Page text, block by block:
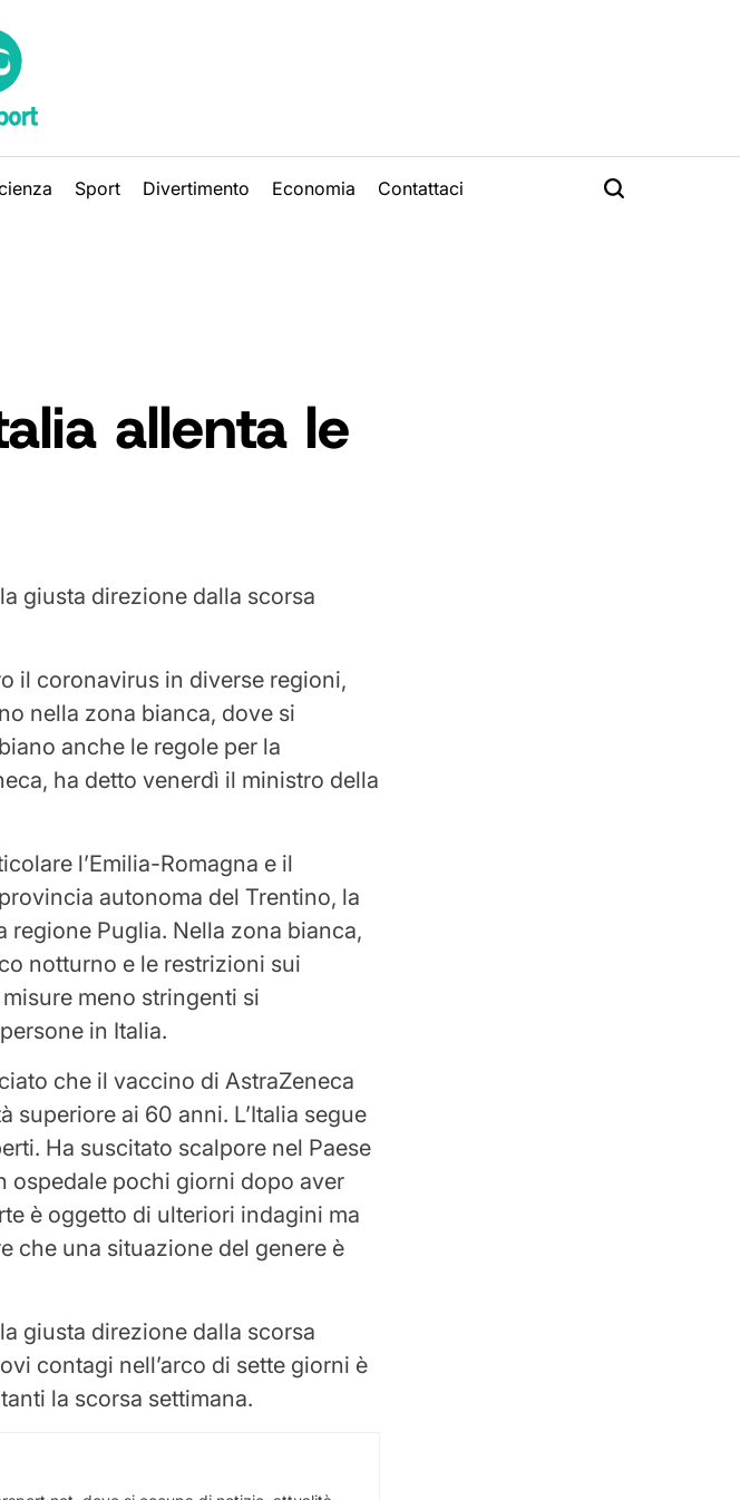
Sport Divertimento Economia Contattaci
allenta le
giusta direzione dalla scorsa
il coronavirus in diverse regioni,
nella zona bianca, dove si
anche le regole per la
ha detto venerdì il ministro della
l’Emilia-Romagna e il
autonoma del Trentino, la
regione Puglia. Nella zona bianca,
notturno e le restrizioni sui
meno stringenti si
in Italia.
che il vaccino di AstraZeneca
superiore ai 60 anni. L’Italia segue
Ha suscitato scalpore nel Paese
ospedale pochi giorni dopo aver
è oggetto di ulteriori indagini ma
che una situazione del genere è
giusta direzione dalla scorsa
contagi nell’arco di sette giorni è
la scorsa settimana.